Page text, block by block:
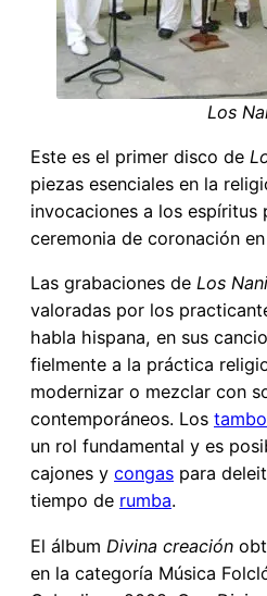
Los
Este es el primer disco de
piezas esenciales en la
invocaciones a los espíritus
ceremonia de coronación
Las grabaciones de Los Nani
valoradas por los
habla hispana, en sus
fielmente a la práctica
modernizar o mezclar con
contemporáneos. Los
un rol fundamental y es
cajones y congas para
tiempo de rumba.
El álbum Divina creación
en la categoría Música